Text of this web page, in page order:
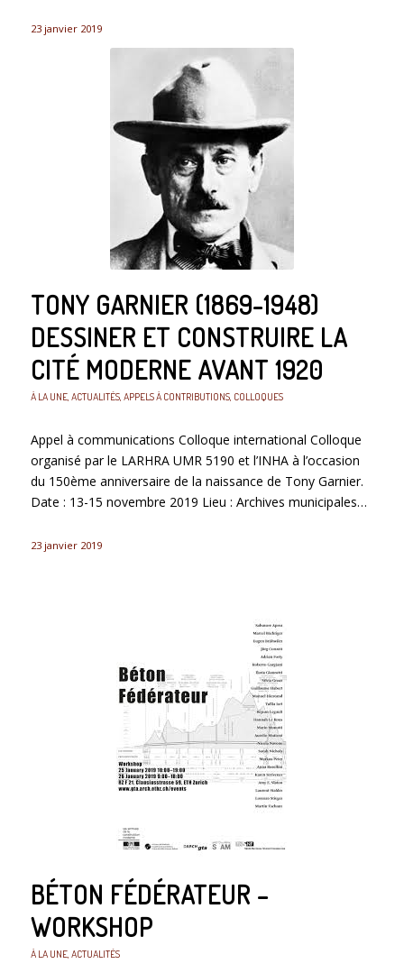
23 janvier 2019
TONY GARNIER (1869-1948)
DESSINER ET CONSTRUIRE LA
CITÉ MODERNE AVANT 1920
À LA UNE, ACTUALITÉS, APPELS À CONTRIBUTIONS, COLLOQUES
Appel à communications Colloque international Colloque
organisé par le LARHRA UMR 5190 et l’INHA à l’occasion
du 150ème anniversaire de la naissance de Tony Garnier.
Date : 13-15 novembre 2019 Lieu : Archives municipales…
23 janvier 2019
BÉTON FÉDÉRATEUR –
WORKSHOP
À LA UNE, ACTUALITÉS